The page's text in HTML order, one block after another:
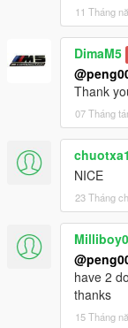
11 Tháng
DimaM5
Thank
07 Tháng
chuotxa1
NICE
23 Tháng
have 2
thanks
15 Tháng